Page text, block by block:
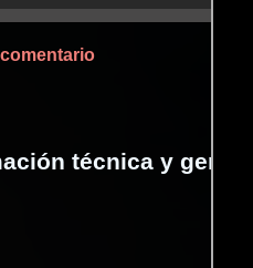
comentario
técnica y general